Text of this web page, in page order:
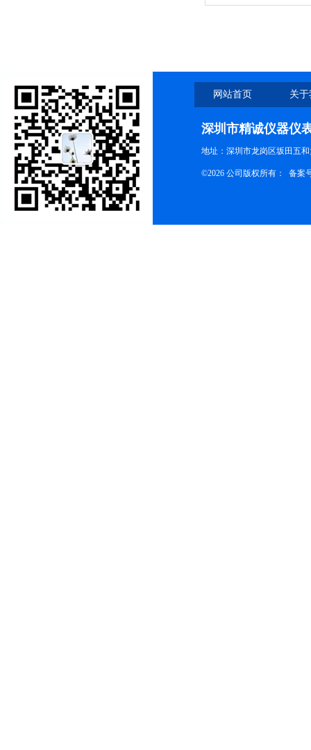
网站首页 关
深圳市精诚仪器仪
地址：深圳市龙岗区坂田五
©2026 公司版权所有： 备案